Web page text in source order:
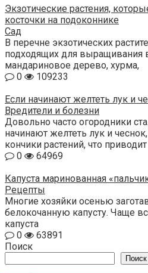
Экзотические растения,
косточки на подоконнике
Сад
В перечне экзотических
подходящих для выращивания
мандариновое дерево, хурма,
0
109233
Если начинают желтеть лук и
Вредители и болезни
Довольно часто огородники
начинают желтеть лук и
кончики растений, что приводит
0
64969
Капуста маринованная
Рецепты
Многие хозяйки осенью
белокочанную капусту. Чаще
капуста
0
63891
Поиск
Поиск